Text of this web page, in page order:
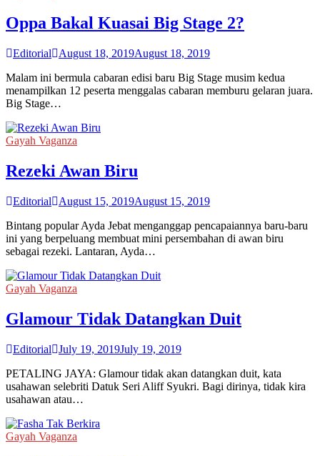
Oppa Bakal Kuasai Big Stage 2?
Editorial August 18, 2019August 18, 2019
Malam ini bermula cabaran edisi baru Big Stage musim kedua
menampilkan 12 peserta menggalas cabaran memburu gelaran juara.
Big Stage…
Gayah Vaganza
Rezeki Awan Biru
Editorial August 15, 2019August 15, 2019
Bintang popular Ayda Jebat menganggap pencapaiannya baru-baru
ini yang berpeluang membuat mini persembahan di awan biru
sebagai rezeki. Lantaran, Ayda…
Gayah Vaganza
Glamour Tidak Datangkan Duit
Editorial July 19, 2019July 19, 2019
PETALING JAYA: Glamour tidak akan datangkan duit, kata
usahawan selebriti Datuk Seri Aliff Syukri. Bagi dirinya, tidak kira
usahawan atau…
Gayah Vaganza